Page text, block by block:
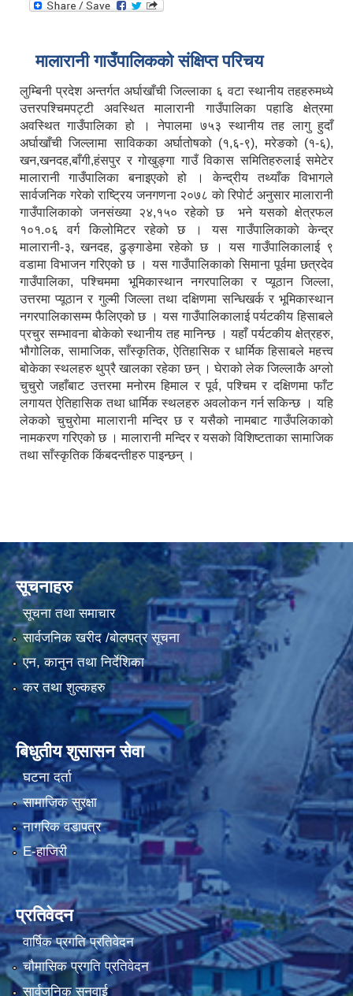
मालारानी गाउँपालिकको संक्षिप्त परिचय
लुम्बिनी प्रदेश अन्तर्गत अर्घाखाँची जिल्लाका ६ वटा स्थानीय तहहरुमध्ये
उत्तरपश्चिमपट्टी अवस्थित मालारानी गाउँपालिका पहाडि क्षेत्रमा
अवस्थित गाउँपालिका हो । नेपालमा ७५३ स्थानीय तह लागु हुदाँ
अर्घाखाँची जिल्लामा साविकका अर्घातोषको (१,६-९), मरेङको (१-६),
खन,खनदह,बाँगी,हंसपुर र गोखुङ्गा गाउँ विकास समितिहरुलाई समेटेर
मालारानी गाउँपालिका बनाइएको हो । केन्द्रीय तथ्याँक विभागले
सार्वजनिक गरेको राष्ट्रिय जनगणना २०७८ काे रिपाेर्ट अनुसार मालारानी
गाउँपालिकाकाे जनसंख्या २४,१५० रहेकाे छ भने यसको क्षेत्रफल
१०१.०६ वर्ग किलोमिटर रहेको छ । यस गाउँपालिकाकाे केन्द्र
मालारानी-३, खनदह, ढुङ्गाडेमा रहेकाे छ । यस गाउँपालिकालाई ९
वडामा विभाजन गरिएको छ । यस गाउँपालिकाको सिमाना पूर्वमा छत्रदेव
गाउँपालिका, पश्चिममा भूमिकास्थान नगरपालिका र प्यूठान जिल्ला,
उत्तरमा प्यूठान र गुल्मी जिल्ला तथा दक्षिणमा सन्धिखर्क र भूमिकास्थान
नगरपालिकासम्म फैलिएको छ । यस गाउँपालिकालाई पर्यटकीय हिसाबले
प्रचुर सम्भावना बोकेको स्थानीय तह मानिन्छ । यहाँ पर्यटकीय क्षेत्रहरु,
भौगोलिक, सामाजिक, साँस्कृतिक, ऐतिहासिक र धार्मिक हिसाबले महत्त्व
बोकेका स्थलहरु थुप्रै खालका रहेका छन् । घेराको लेक जिल्लाकै अग्लो
चुचुरो जहाँबाट उत्तरमा मनोरम हिमाल र पूर्व, पश्चिम र दक्षिणमा फाँट
लगायत ऐतिहासिक तथा धार्मिक स्थलहरु अवलोकन गर्न सकिन्छ । यहि
लेकको चुचुरोमा मालारानी मन्दिर छ र यसैको नामबाट गाउँपलिकाको
नामकरण गरिएको छ । मालारानी मन्दिर र यसको विशिष्टताका सामाजिक
तथा साँस्कृतिक किंबदन्तीहरु पाइन्छन् ।
सूचनाहरु
सूचना तथा समाचार
सार्वजनिक खरीद /बोलपत्र सूचना
एन, कानुन तथा निर्देशिका
कर तथा शुल्कहरु
बिधुतीय शुसासन सेवा
घटना दर्ता
सामाजिक सुरक्षा
नागरिक वडापत्र
E-हाजिरी
प्रतिवेदन
वार्षिक प्रगति प्रतिवेदन
चौमासिक प्रगति प्रतिवेदन
सार्वजनिक सुनुवाई